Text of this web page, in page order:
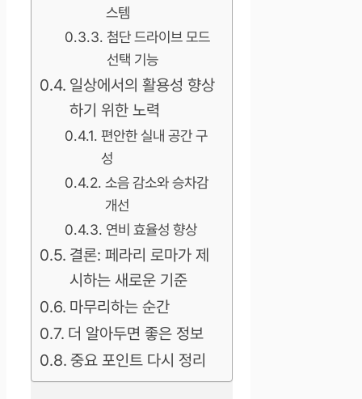
스템
첨단 드라이브 모드
선택 기능
일상에서의 활용성 향상
하기 위한 노력
편안한 실내 공간 구
성
소음 감소와 승차감
개선
연비 효율성 향상
결론: 페라리 로마가 제
시하는 새로운 기준
마무리하는 순간
더 알아두면 좋은 정보
중요 포인트 다시 정리